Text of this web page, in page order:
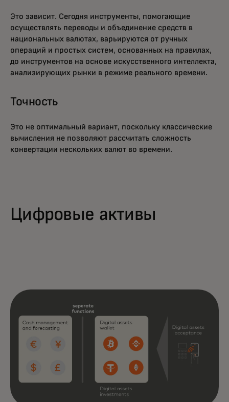
Это зависит. Сегодня инструменты, помогающие
осуществлять переводы и объединение средств в
национальных валютах, варьируются от ручных
операций и простых систем, основанных на правилах,
до инструментов на основе искусственного интеллекта,
анализирующих рынки в режиме реального времени.
Точность
Это не оптимальный вариант, поскольку классические
вычисления не позволяют рассчитать сложность
конвертации нескольких валют во времени.
Цифровые активы